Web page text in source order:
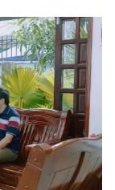
có sự chấp
phát hành lại